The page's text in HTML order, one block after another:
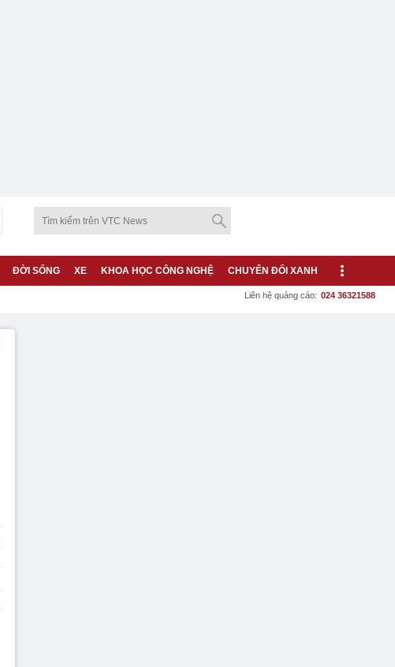
ĐỜI SỐNG XE KHOA HỌC CÔNG NGHỆ CHUYỂN ĐỔI XANH
Liên hệ quảng cáo: 024 36321588